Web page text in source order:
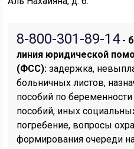
8-800-301-89-14-
линия юридической
(ФСС): задержка,
больничных листов,
пособий по
пособий, иных
погребение, вопросы
формирования очереди